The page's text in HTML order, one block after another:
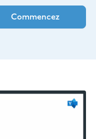
Commencez